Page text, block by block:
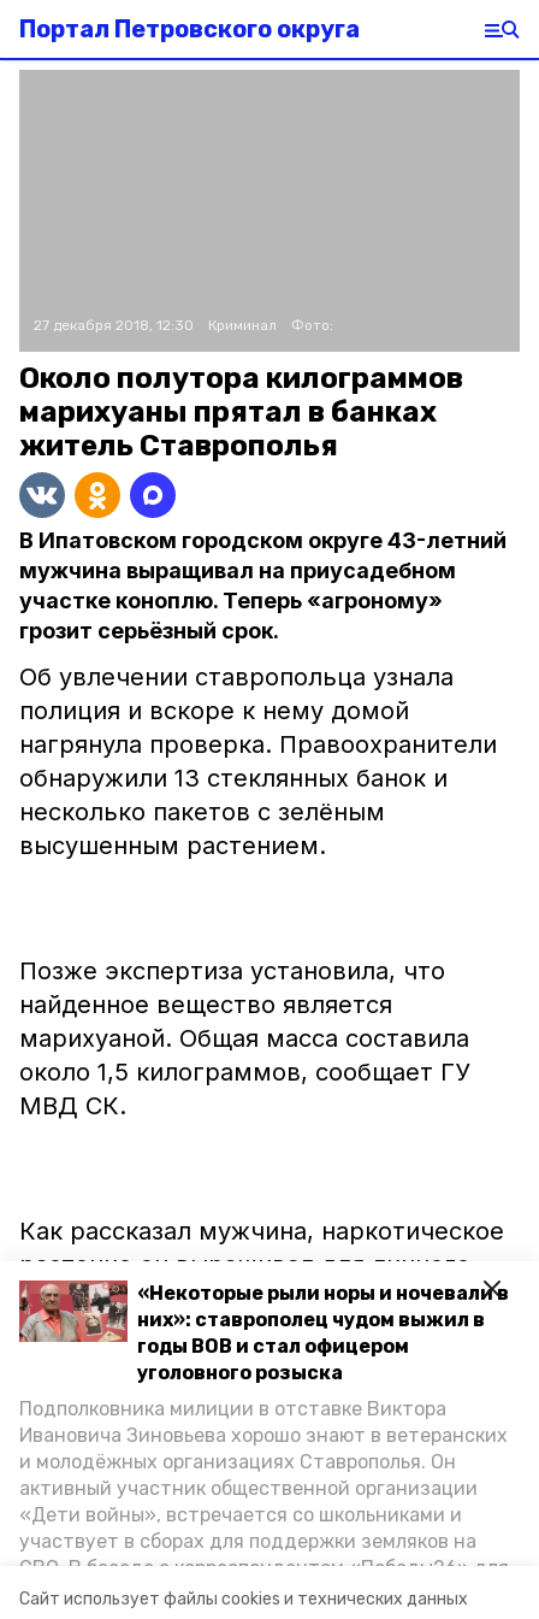
Сайт использует файлы cookies и технических данных
«Некоторые рыли норы и ночевали в
них»: ставрополец чудом выжил в
годы ВОВ и стал офицером
уголовного розыска
Подполковника милиции в отставке Виктора
Ивановича Зиновьева хорошо знают в ветеранских
и молодёжных организациях Ставрополья. Он
активный участник общественной организации
«Дети войны», встречается со школьниками и
участвует в сборах для поддержки земляков на
СВО. В беседе с корреспондентом «Победы26» для
спецпроекта «Дети Великой Отечественной»
Портал Петровского округа
27 декабря 2018, 12:30 Криминал Фото:
Около полутора килограммов
марихуаны прятал в банках
житель Ставрополья
В Ипатовском городском округе 43-летний
мужчина выращивал на приусадебном
участке коноплю. Теперь «агроному»
грозит серьёзный срок.
Об увлечении ставропольца узнала
полиция и вскоре к нему домой
нагрянула проверка. Правоохранители
обнаружили 13 стеклянных банок и
несколько пакетов с зелёным
высушенным растением.
Позже экспертиза установила, что
найденное вещество является
марихуаной. Общая масса составила
около 1,5 килограммов, сообщает ГУ
МВД СК.
Как рассказал мужчина, наркотическое
растение он выращивал для личного
употребления. Теперь на него заведено
уголовное дело. Если вина
ставропольца будет доказана, то он
может лишиться свободы на срок до
десяти лет.
Ранее сообщалось, что житель
Благодатногоответит перед судомза